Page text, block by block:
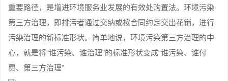
重要路径，是增进环境服务业发展的有效处购置法。环境污染
第三方治理，即排污者通过交纳或按合同约定交出花销，进行
污染治理的新标准形状。简单地说，环境污染第三方治理的中
心，就是将“谁污染、谁治理”的标准形状变成“谁污染、谁付
费、第三方治理”